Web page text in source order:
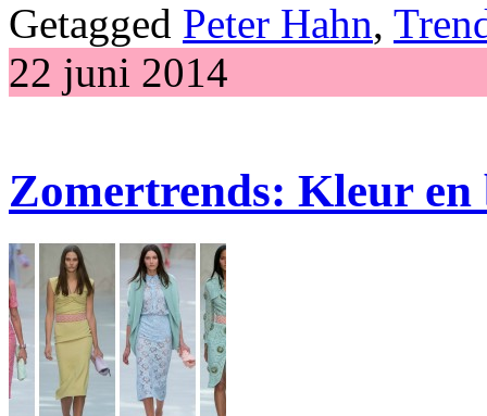
Getagged Peter Hahn,
22 juni 2014
Zomertrends: Kleur